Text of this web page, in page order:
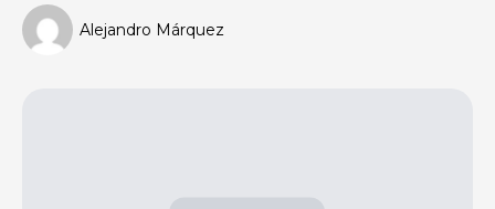
Alejandro Márquez